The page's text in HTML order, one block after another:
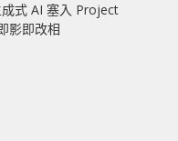
式 AI 塞入 Project
影即改相